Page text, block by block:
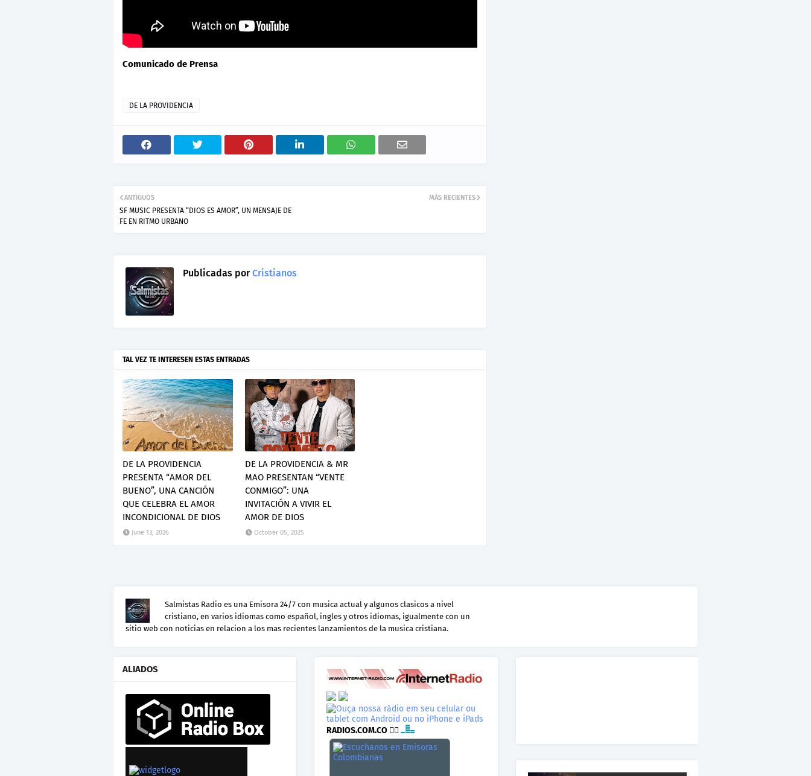
Comunicado de Prensa
DE LA PROVIDENCIA
MÁS RECIENTES
ANTIGUOS
SF MUSIC PRESENTA “DIOS ES AMOR”, UN MENSAJE DE
FE EN RITMO URBANO
Publicadas porCristianos
TAL VEZ TE INTERESEN ESTAS ENTRADAS
DE LA PROVIDENCIA
PRESENTA “AMOR DEL
BUENO”, UNA CANCIÓN
QUE CELEBRA EL AMOR
INCONDICIONAL DE DIOS
June 13, 2026
DE LA PROVIDENCIA & MR
MAO PRESENTAN “VENTE
CONMIGO”: UNA
INVITACIÓN A VIVIR EL
AMOR DE DIOS
October 05, 2025
Salmistas Radio es una Emisora 24/7 con musica actual y algunos clasicos a nivel
cristiano, en varios idiomas como español, ingles y otros idiomas, igualmente con un
sitio web con noticias en relacion a los mas recientes lanzamientos de la musica cristiana.
ALIADOS
RADIOS.COM.CO 👉🏾